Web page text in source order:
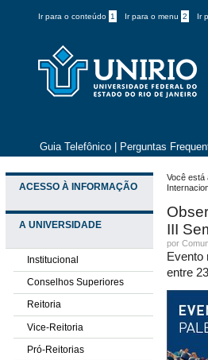
Ir para o conteúdo 1 Ir para o menu 2 Ir
Guia Telefônico Perguntas
ACESSO À INFORMAÇÃO
A UNIVERSIDADE
Institucional
Conselhos Superiores
Reitoria
Vice-Reitoria
Pró-Reitorias
Você está
III
por
Evento
entre